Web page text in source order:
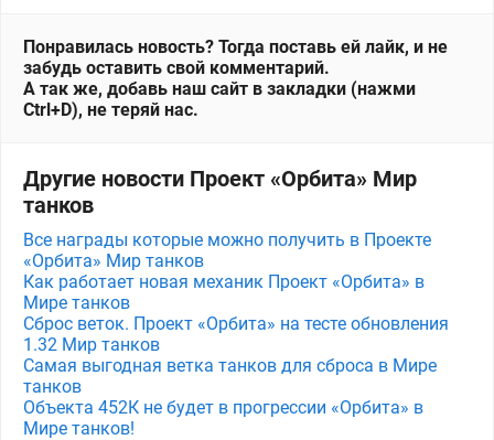
Понравилась новость? Тогда поставь ей лайк, и не
забудь оставить свой комментарий.
А так же, добавь наш сайт в закладки (нажми
Ctrl+D), не теряй нас.
Другие новости Проект «Орбита» Мир
танков
Все награды которые можно получить в Проекте
«Орбита» Мир танков
Как работает новая механик Проект «Орбита» в
Мире танков
Сброс веток. Проект «Орбита» на тесте обновления
1.32 Мир танков
Самая выгодная ветка танков для сброса в Мире
танков
Объекта 452К не будет в прогрессии «Орбита» в
Мире танков!